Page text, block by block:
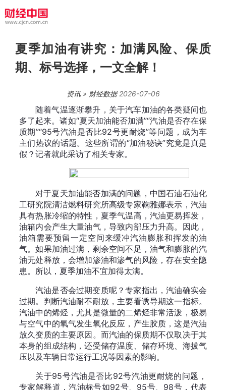
夏季加油有讲究：加满风险、保质
期、标号选择，一文全解！
资讯» 财经数据2026-07-06
随着气温逐渐攀升，关于汽车加油的各类疑问也
多了起来。诸如“夏天加油能否加满”“汽油是否存在保
质期”“95号汽油是否比92号更耐烧”等问题，成为车
主们热议的话题。这些所谓的“加油秘诀”究竟是真是
假？记者就此采访了相关专家。
对于夏天加油能否加满的问题，中国石油石油化
工研究院清洁燃料研究所高级专家鞠雅娜表示，汽油
具有热胀冷缩的特性，夏季气温高，汽油更易挥发，
油箱内会产生大量油气，导致内部压力升高。因此，
油箱需要预留一定空间来缓冲汽油膨胀和挥发的油
气。如果加油过满，剩余空间不足，油气和膨胀的汽
油无处释放，会增加渗油和渗气的风险，存在安全隐
患。所以，夏季加油不宜加得太满。
汽油是否会过期变质呢？专家指出，汽油确实会
过期。判断汽油耐不耐放，主要看诱导期这一指标。
汽油中的烯烃，尤其是微量的二烯烃非常活泼，极易
与空气中的氧气发生氧化反应，产生胶质，这是汽油
放久变质的主要原因。而汽油的保质期不仅取决于其
本身的组成结构，还受储存温度、储存环境、海拔气
压以及车辆日常运行工况等因素的影响。
关于95号汽油是否比92号汽油更耐烧的问题，
专家解释道，汽油标号如92号、95号、98号，代表